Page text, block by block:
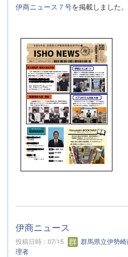
伊商ニュース７号を掲載しました。
伊商ニュース
投稿日時 : 07/15
群馬県立伊勢
理者